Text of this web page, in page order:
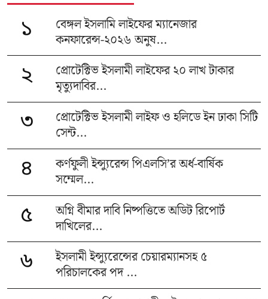
১
বেঙ্গল ইসলামি লাইফের ম্যানেজার
কনফারেন্স-২০২৬ অনুষ...
২
প্রোটেক্টিভ ইসলামী লাইফের ২০ লাখ টাকার
মৃত্যুদাবির...
৩
প্রোটেক্টিভ ইসলামী লাইফ ও হলিডে ইন ঢাকা সিটি
সেন্ট...
৪
কর্ণফুলী ইন্স্যুরেন্স পিএলসি’র অর্ধ-বার্ষিক
সম্মেল...
৫
অগ্নি বীমার দাবি নিষ্পত্তিতে অডিট রিপোর্ট
দাখিলের...
৬
ইসলামী ইন্স্যুরেন্সের চেয়ারম্যানসহ ৫
পরিচালকের পদ ...